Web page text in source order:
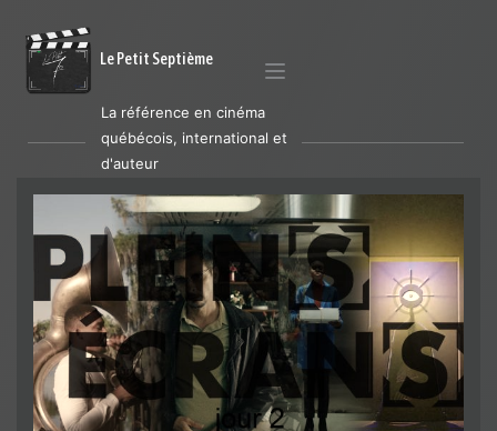
Le Petit Septième
La référence en cinéma
québécois, international et
d'auteur